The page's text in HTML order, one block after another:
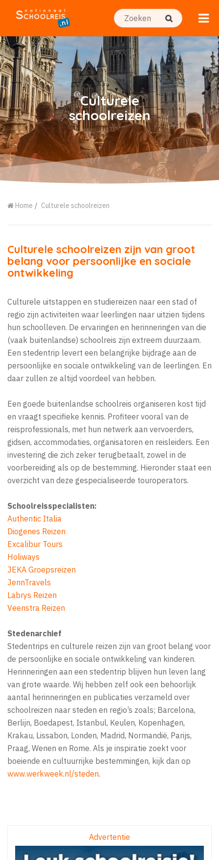
Culturele
schoolreizen
Home Culturele schoolreizen
Culturele schoolreizen zijn van groot
belang voor persoonlijke en sociale
ontwikkeling
Culturele uitstappen en studiereizen naar een stad of
regio zijn activiteiten waar leerlingen naar uitzien tijdens
hun schoolleven. De ervaringen en herinneringen van die
(vaak buitenlandse) schoolreis zijn extreem duurzaam.
Een stedentrip levert een belangrijke bijdrage aan de
persoonlijke en sociale ontwikkeling van de leerlingen. En
daar zullen ze altijd voordeel van hebben.
Een goede buitenlandse schoolreis organiseren kost tijd
en vraagt specifieke kennis. Profiteer vooral van de
reisprofessionals, met hun netwerk aan vervoerders,
gidsen, accommodaties, organisatoren en reisleiders. Een
investering die zich zeker terugbetaalt, zowel in de
voorbereiding als op de bestemming. Hieronder staat een
overzicht van deze gespecialiseerde touroperators.
Schoolreisspecialisten:
Authentic Italia
Diogenes Reizen
Excalibur Tours
Holiways
JEKA Groepsreizen
JennTravels
Labrys Reizen
Veenstra Reizen
Stedenarchief
Stedentrips en culturele reizen zijn van groot belang voor
de persoonlijke en sociale ontwikkeling van kinderen.
Herinneringen aan een stedentrip blijven hun leven lang
van grote waarde. Wij hebben zelf ook een behoorlijk
aantal herinneringen en publicaties verzameld over
schoolreizen naar steden en regio’s zoals; Barcelona,
Berlijn, Boedapest, Istanbul, Keulen, Kopenhagen,
Krakau, Lissabon, Londen, Madrid, Normandië, Parijs,
Praag, Wenen en Rome. Als je inspiratie zoekt voor
boeiende en cultuurrijke bestemmingen, kijk dan op
www.werkweek.nl/steden.
Advertentie